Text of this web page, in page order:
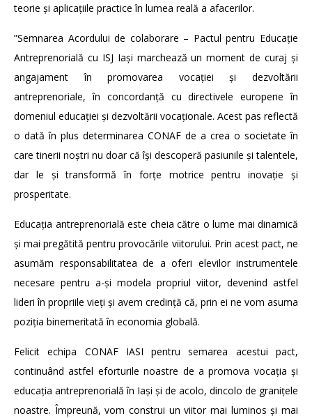
teorie și aplicațiile practice în lumea reală a afacerilor.
”Semnarea Acordului de colaborare – Pactul pentru Educație
Antreprenorială cu ISJ Iași marchează un moment de curaj și
angajament în promovarea vocației și dezvoltării
antreprenoriale, în concordanță cu directivele europene în
domeniul educației și dezvoltării vocaționale. Acest pas reflectă
o dată în plus determinarea CONAF de a crea o societate în
care tinerii noștri nu doar că își descoperă pasiunile și talentele,
dar le și transformă în forțe motrice pentru inovație și
prosperitate.
Educația antreprenorială este cheia către o lume mai dinamică
și mai pregătită pentru provocările viitorului. Prin acest pact, ne
asumăm responsabilitatea de a oferi elevilor instrumentele
necesare pentru a-și modela propriul viitor, devenind astfel
lideri în propriile vieți și avem credință că, prin ei ne vom asuma
poziția binemeritată în economia globală.
Felicit echipa CONAF IASI pentru semarea acestui pact,
continuând astfel eforturile noastre de a promova vocația și
educația antreprenorială în Iași și de acolo, dincolo de granițele
noastre. Împreună, vom construi un viitor mai luminos și mai